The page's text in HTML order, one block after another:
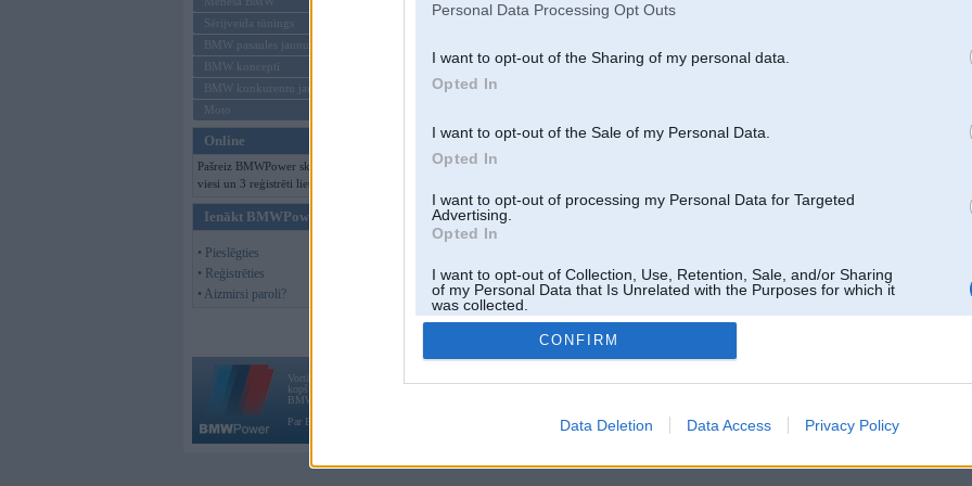
Personal Data Processing Opt Outs
I want to opt-out of the Sharing of my personal data.
Opted In
I want to opt-out of the Sale of my Personal Data.
Opted In
I want to opt-out of processing my Personal Data for Targeted
Advertising.
Opted In
I want to opt-out of Collection, Use, Retention, Sale, and/or Sharing
of my Personal Data that Is Unrelated with the Purposes for which it
was collected.
Opted Out
CONFIRM
Data Deletion Data Access Privacy Policy
Sērijveida tūnings
BMW pasaules jaunumi
BMW koncepti
BMW konkurentu jaunumi
Moto
Online
Pašreiz BMWPower skatās 171
viesi un 3 reģistrēti lietotāji.
Ienākt BMWPower
• Pieslēgties
• Reģistrēties
• Aizmirsi paroli?
Vortāls BMWPower.lv darbojas
kopš 2002. gada 14. maija. Tas nav auto klubs un nav saistīts ar
BMW AG.
Par BMWPower